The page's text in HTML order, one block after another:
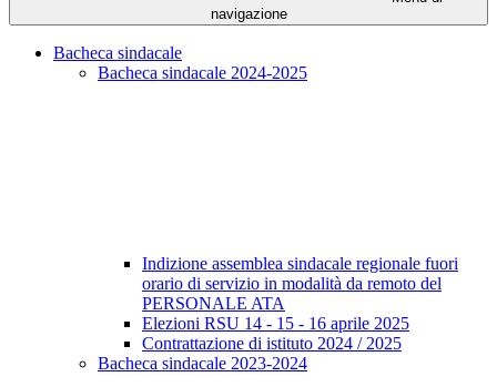
navigazione
Bacheca sindacale
Bacheca sindacale 2024-2025
Indizione assemblea sindacale regionale fuori
orario di servizio in modalità da remoto del
PERSONALE ATA
Elezioni RSU 14 - 15 - 16 aprile 2025
Contrattazione di istituto 2024 / 2025
Bacheca sindacale 2023-2024